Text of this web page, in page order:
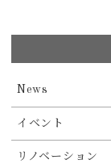
News
イベント
リノベーション